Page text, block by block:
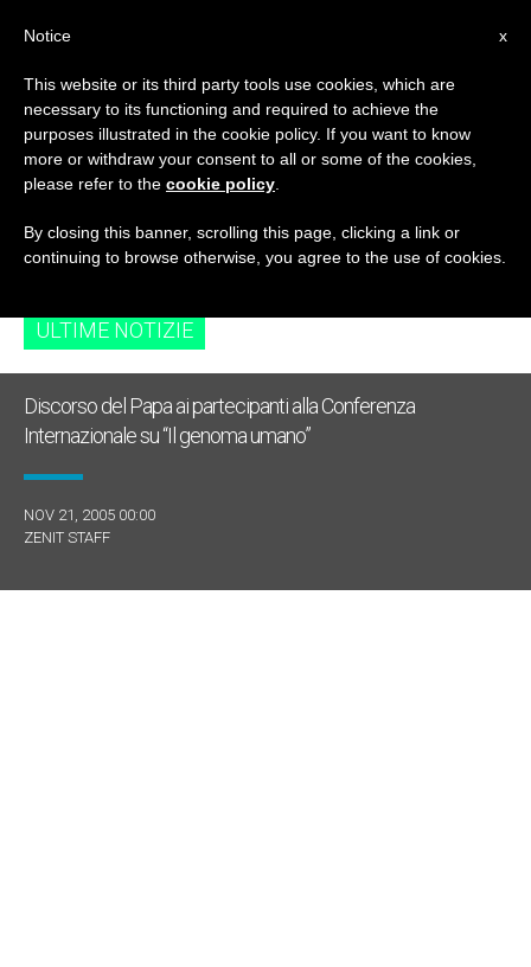
TAG
Posts Tagged
‘subotica’
ULTIME NOTIZIE
Discorso del Papa ai partecipanti alla Conferenza
Internazionale su “Il genoma umano”
NOV 21, 2005 00:00
ZENIT STAFF
x
Notice
This website or its third party tools use cookies, which are
necessary to its functioning and required to achieve the
purposes illustrated in the cookie policy. If you want to know
more or withdraw your consent to all or some of the cookies,
please refer to the cookie policy
By closing this banner, scrolling this page, clicking a link or
continuing to browse otherwise, you agree to the use of cookies.